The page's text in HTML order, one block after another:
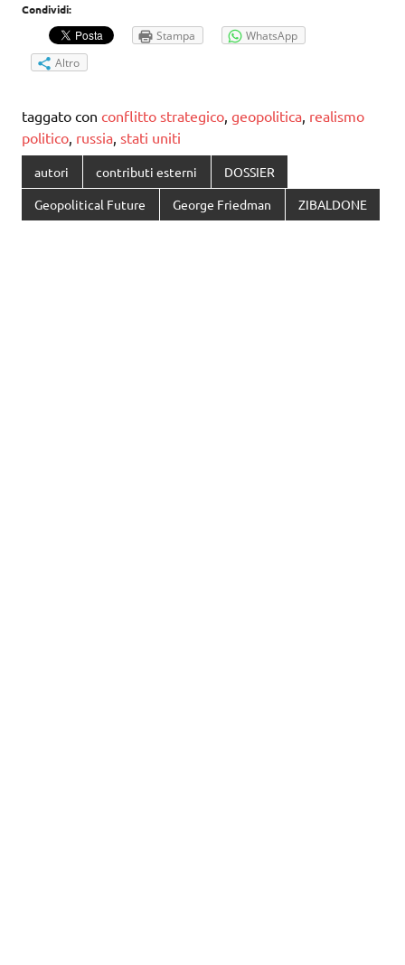
Condividi:
Stampa
WhatsApp
Altro
taggato con conflitto strategico, geopolitica, realismo
politico, russia, stati uniti
autori contributi esterni DOSSIER
Geopolitical Future George Friedman ZIBALDONE